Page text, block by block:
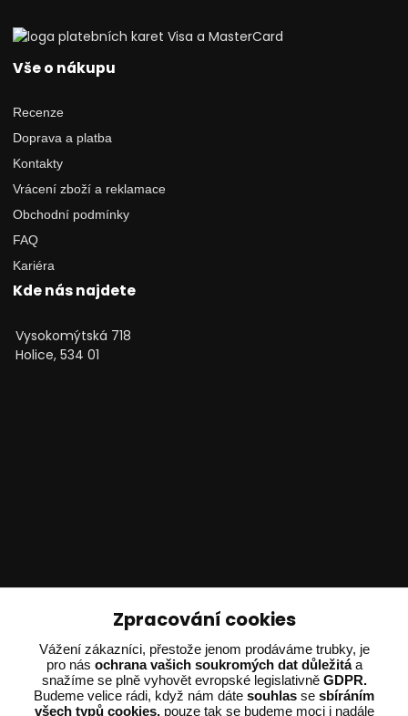
Vše o nákupu
Recenze
Doprava a platba
Kontakty
Vrácení zboží a reklamace
Obchodní podmínky
FAQ
Kariéra
Kde nás najdete
Vysokomýtská 718
Holice, 534 01
Ing. Adam Dvořák
+420 602 234 254
(Po-Pá 8:00 - 15:00)
Zpracování cookies
Vážení zákazníci, přestože jenom prodáváme trubky, je
pro nás ochrana vašich soukromých dat důležitáa
snažíme se plně vyhovět evropské legislativně GDPR.
Budeme velice rádi, když nám dáte souhlas se sbíráním
všech typů cookies,pouze tak se budeme moci i nadále